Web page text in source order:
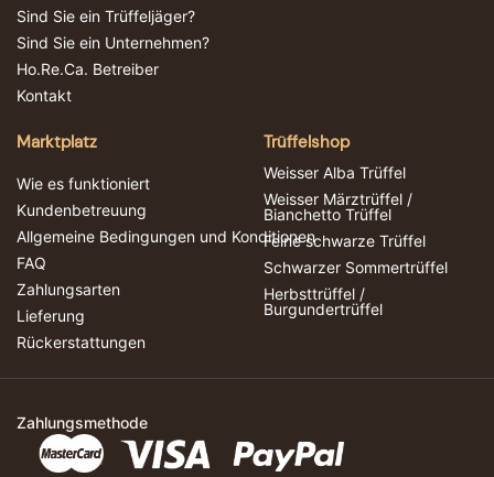
Sind Sie ein Trüffeljäger?
Sind Sie ein Unternehmen?
Ho.Re.Ca. Betreiber
Kontakt
Marktplatz
Wie es funktioniert
Kundenbetreuung
Allgemeine Bedingungen und Konditionen
FAQ
Zahlungsarten
Lieferung
Rückerstattungen
Trüffelshop
Weisser Alba Trüffel
Weisser Märztrüffel /
Bianchetto Trüffel
Feine schwarze Trüffel
Schwarzer Sommertrüffel
Herbsttrüffel /
Burgundertrüffel
Zahlungsmethode